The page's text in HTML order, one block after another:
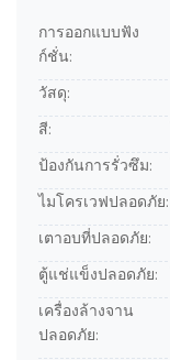
การออกแบบฟัง
ก์ชั่น:
วัสดุ:
สี:
ป้องกันการรั่วซึม:
ไมโครเวฟปลอดภัย:
เตาอบที่ปลอดภัย:
ตู้แช่แข็งปลอดภัย:
เครื่องล้างจาน
ปลอดภัย: